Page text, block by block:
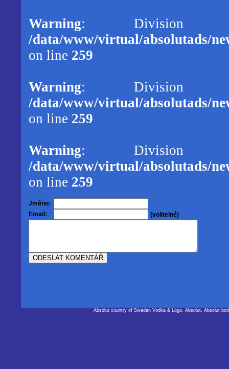
Warning: Division
/data/www/virtual/absolutads/
on line 259
Warning: Division
/data/www/virtual/absolutads/
on line 259
Warning: Division
/data/www/virtual/absolutads/
on line 259
Jméno:
Email:
(volitelné)
Absolut country of Sweden Vodka & Logo, Absolut, Absolut